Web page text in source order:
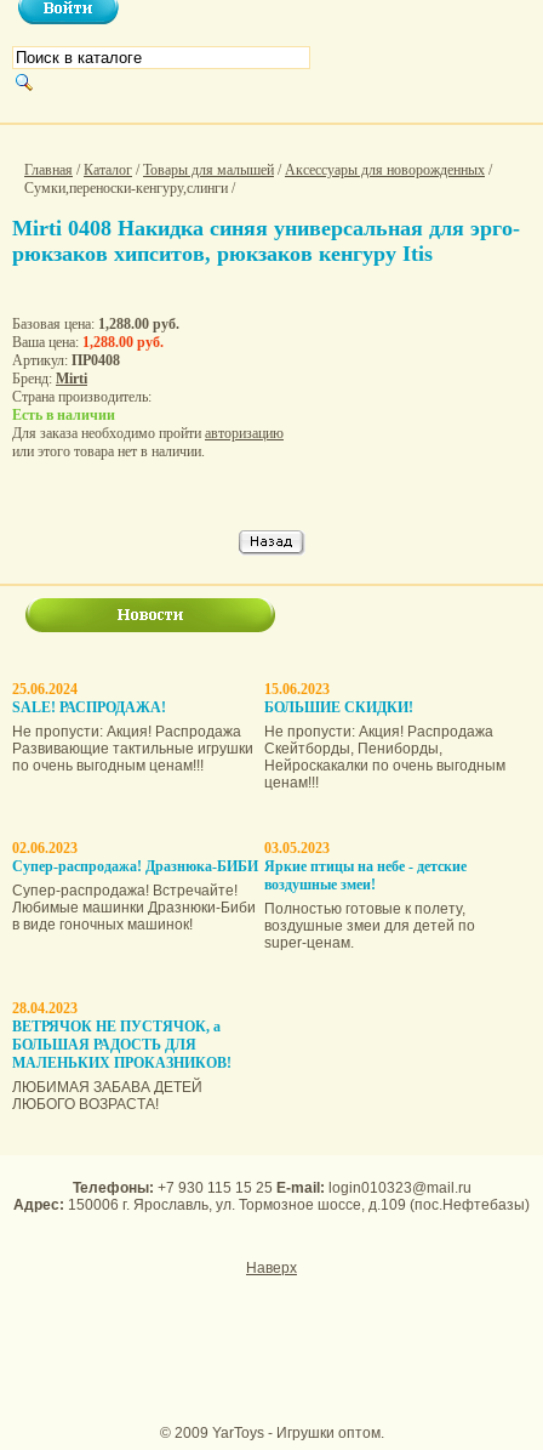
Главная /Каталог /Товары для малышей /Аксессуары для новорожденных /
Сумки,переноски-кенгуру,слинги /
Mirti 0408 Накидка синяя универсальная для эрго-
рюкзаков хипситов, рюкзаков кенгуру Itis
Базовая цена: 1,288.00 руб.
Ваша цена: 1,288.00 руб.
Артикул: ПР0408
Бренд: Mirti
Страна производитель:
Есть в наличии
Для заказа необходимо пройти авторизацию
или этого товара нет в наличии.
25.06.2024
SALE! РАСПРОДАЖА!
Не пропусти: Акция! Распродажа
Развивающие тактильные игрушки
по очень выгодным ценам!!!
15.06.2023
БОЛЬШИЕ СКИДКИ!
Не пропусти: Акция! Распродажа
Скейтборды, Пениборды,
Нейроскакалки по очень выгодным
ценам!!!
02.06.2023
Супер-распродажа! Дразнюка-БИБИ
Супер-распродажа! Встречайте!
Любимые машинки Дразнюки-Биби
в виде гоночных машинок!
03.05.2023
Яркие птицы на небе - детские
воздушные змеи!
Полностью готовые к полету,
воздушные змеи для детей по
super-ценам.
28.04.2023
ВЕТРЯЧОК НЕ ПУСТЯЧОК, а
БОЛЬШАЯ РАДОСТЬ ДЛЯ
МАЛЕНЬКИХ ПРОКАЗНИКОВ!
ЛЮБИМАЯ ЗАБАВА ДЕТЕЙ
ЛЮБОГО ВОЗРАСТА!
Телефоны: +7 930 115 15 25 E-mail: login010323@mail.ru
Адрес: 150006 г. Ярославль, ул. Тормозное шоссе, д.109 (пос.Нефтебазы)
Наверх
© 2009 YarToys - Игрушки оптом.